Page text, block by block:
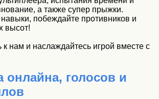
а также супер прыжки.
побеждайте противников и
высот!
к нам и наслаждайтесь игрой вместе с
онлайна, голосов и